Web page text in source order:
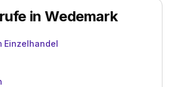
in Wedemark
Einzelhandel